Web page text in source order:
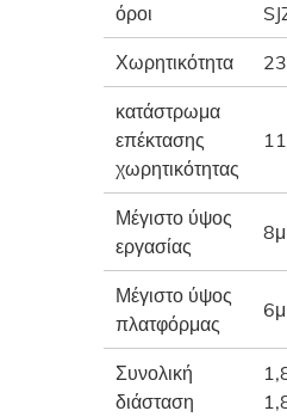
όροι
Χωρητικότητα
κατάστρωμα
επέκτασης
χωρητικότητας
Μέγιστο ύψος
εργασίας
8μ
Μέγιστο ύψος
πλατφόρμας
6μ
Συνολική
διάσταση